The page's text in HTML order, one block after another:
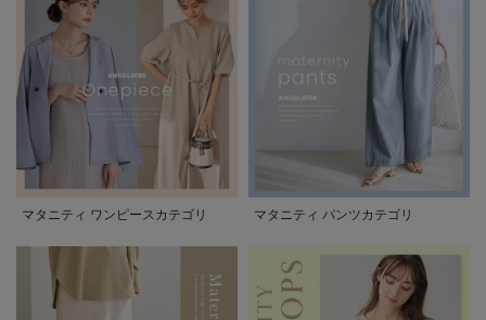
マタニティ ワンピースカテゴリ マタニティ パンツカテゴリ